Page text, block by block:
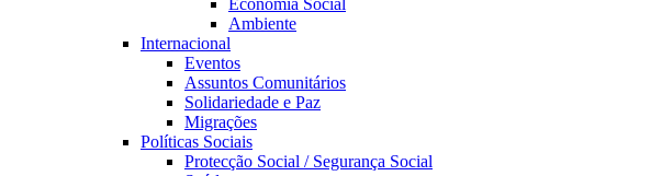
Ambiente
Internacional
Eventos
Assuntos Comunitários
Solidariedade e Paz
Migrações
Políticas Sociais
Protecção Social / Segurança Social